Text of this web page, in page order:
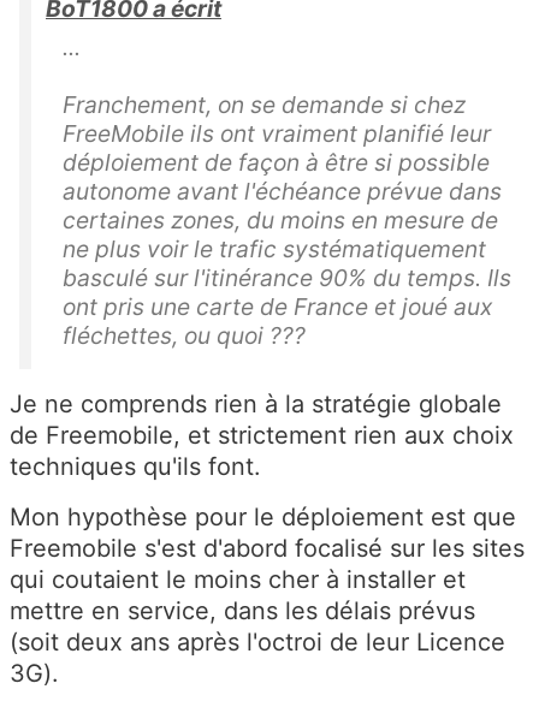
BoT1800 a écrit
...
Franchement, on se demande si chez
FreeMobile ils ont vraiment planifié leur
déploiement de façon à être si possible
autonome avant l'échéance prévue dans
certaines zones, du moins en mesure de
ne plus voir le trafic systématiquement
basculé sur l'itinérance 90% du temps. Ils
ont pris une carte de France et joué aux
fléchettes, ou quoi ???
Je ne comprends rien à la stratégie globale
de Freemobile, et strictement rien aux choix
techniques qu'ils font.
Mon hypothèse pour le déploiement est que
Freemobile s'est d'abord focalisé sur les sites
qui coutaient le moins cher à installer et
mettre en service, dans les délais prévus
(soit deux ans après l'octroi de leur Licence
3G).